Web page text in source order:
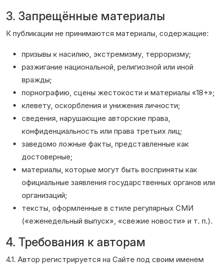
3. Запрещённые материалы
К публикации не принимаются материалы, содержащие:
призывы к насилию, экстремизму, терроризму;
разжигание национальной, религиозной или иной
вражды;
порнографию, сцены жестокости и материалы «18+»;
клевету, оскорбления и унижения личности;
сведения, нарушающие авторские права,
конфиденциальность или права третьих лиц;
заведомо ложные факты, представленные как
достоверные;
материалы, которые могут быть восприняты как
официальные заявления государственных органов или
организаций;
тексты, оформленные в стиле регулярных СМИ
(«еженедельный выпуск», «свежие новости» и т. п.).
4. Требования к авторам
4.1. Автор регистрируется на Сайте под своим именем